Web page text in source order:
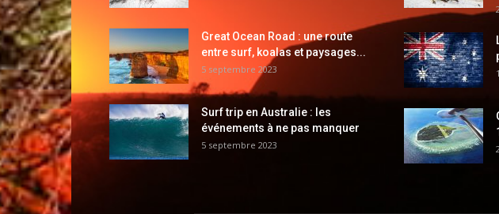
Great Ocean Road : une route
entre surf, koalas et paysages...
5 septembre 2023
Surf trip en Australie : les
événements à ne pas manquer
5 septembre 2023